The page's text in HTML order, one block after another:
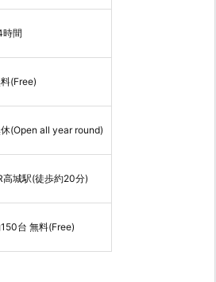
時間
(Free)
(Open all year round)
高城駅(徒歩約20分)
台 無料(Free)